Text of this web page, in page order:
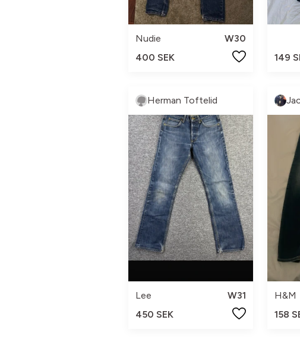
Nudie
W30
400 SEK
149
Herman Toftelid
Lee
W31
450 SEK
H&M
158